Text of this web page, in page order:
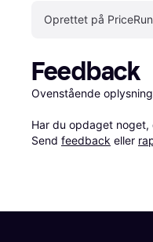
Oprettet på
Feedback
Ovenstående
Har du opdaget
Send feedback eller